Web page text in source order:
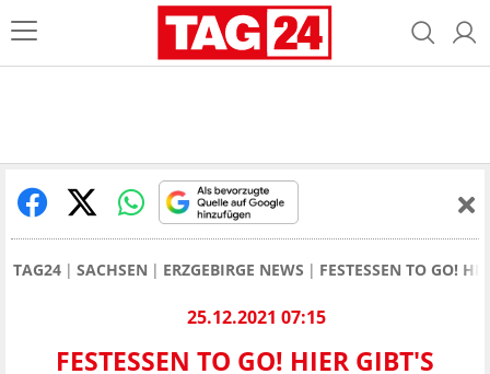
TAG24 SACHSEN ERZGEBIRGE NEWS FESTESSEN TO GO!
25.12.2021 07:15
FESTESSEN TO GO! HIER GIBT'S